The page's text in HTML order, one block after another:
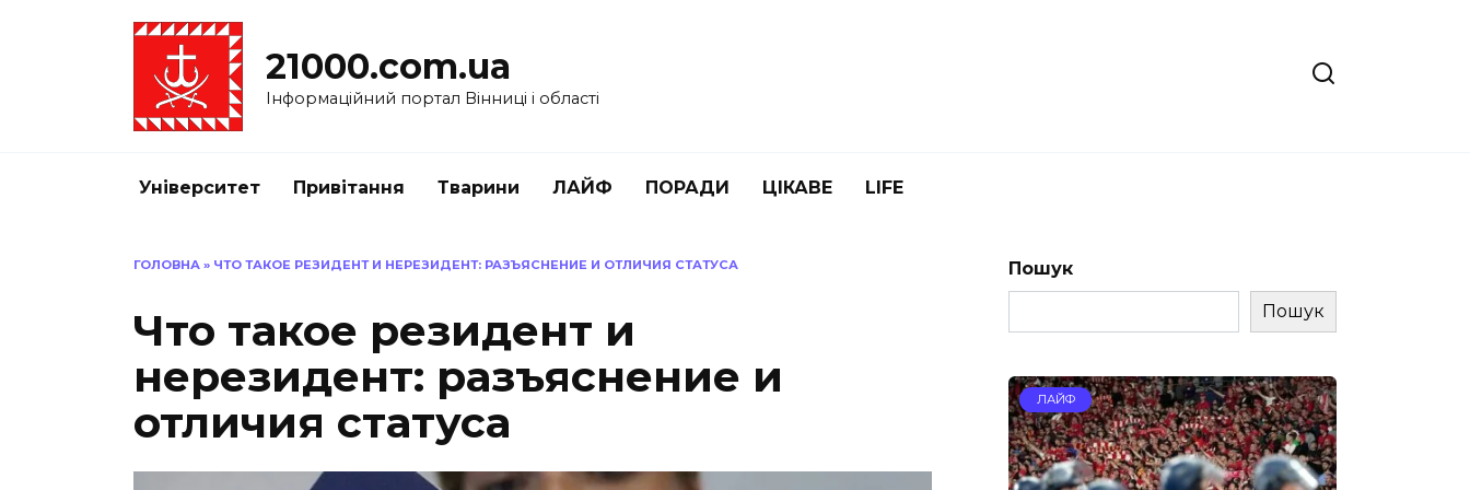
21000.com.ua
Інформаційний портал Вінниці і області
Університет Привітання Тварини ЛАЙФ ПОРАДИ ЦІКАВЕ LIFE
ГОЛОВНА » ЧТО ТАКОЕ РЕЗИДЕНТ И НЕРЕЗИДЕНТ: РАЗЪЯСНЕНИЕ И ОТЛИЧИЯ СТАТУСА
Что такое резидент и
нерезидент: разъяснение и
отличия статуса
Пошук
Пошук
ЛАЙФ